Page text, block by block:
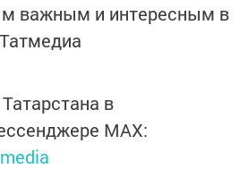
важным и интересным в
Татмедиа
в
MАХ: